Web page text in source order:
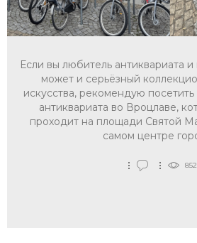
Если вы любитель антиквариата
может и серьёзный
искусства, рекомендую
антиквариата во Вроцлаве,
проходит на площади Святой
самом центре
852